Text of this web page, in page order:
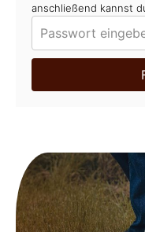
anschließend kannst